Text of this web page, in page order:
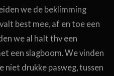
we de beklimming
best mee, af en toe een
we al halt thv een
een slagboom. We vinden
niet drukke pasweg, tussen